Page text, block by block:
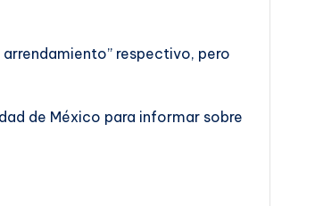
respectivo, pero
de México para informar sobre